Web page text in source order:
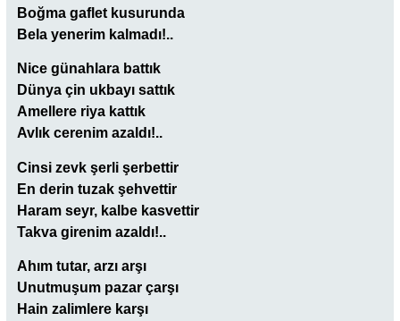
Boğma gaflet kusurunda
Bela yenerim kalmadı!..
Nice günahlara battık
Dünya çin ukbayı sattık
Amellere riya kattık
Avlık cerenim azaldı!..
Cinsi zevk şerli şerbettir
En derin tuzak şehvettir
Haram seyr, kalbe kasvettir
Takva girenim azaldı!..
Ahım tutar, arzı arşı
Unutmuşum pazar çarşı
Hain zalimlere karşı